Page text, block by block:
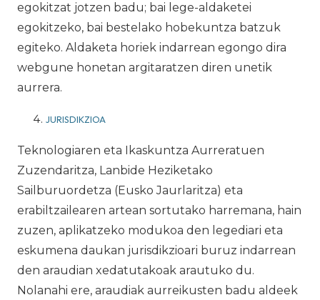
egokitzat jotzen badu; bai lege-aldaketei
egokitzeko, bai bestelako hobekuntza batzuk
egiteko. Aldaketa horiek indarrean egongo dira
webgune honetan argitaratzen diren unetik
aurrera.
JURISDIKZIOA
Teknologiaren eta Ikaskuntza Aurreratuen
Zuzendaritza, Lanbide Heziketako
Sailburuordetza (Eusko Jaurlaritza) eta
erabiltzailearen artean sortutako harremana, hain
zuzen, aplikatzeko modukoa den legediari eta
eskumena daukan jurisdikzioari buruz indarrean
den araudian xedatutakoak arautuko du.
Nolanahi ere, araudiak aurreikusten badu aldeek